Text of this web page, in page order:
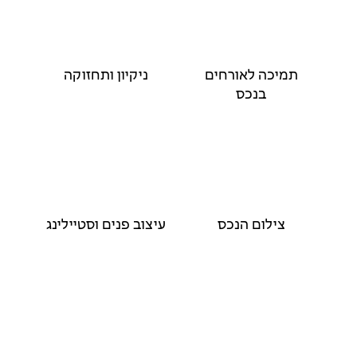
תמיכה לאורחים
בנכס
ניקיון ותחזוקה
צילום הנכס עיצוב פנים וסטיילינג